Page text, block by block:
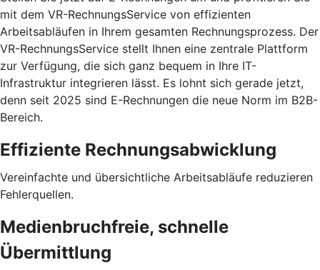
mit dem VR-RechnungsService von effizienten
Arbeitsabläufen in Ihrem gesamten Rechnungsprozess. Der
VR-RechnungsService stellt Ihnen eine zentrale Plattform
zur Verfügung, die sich ganz bequem in Ihre IT-
Infrastruktur integrieren lässt. Es lohnt sich gerade jetzt,
denn seit 2025 sind E-Rechnungen die neue Norm im B2B-
Bereich.
Effiziente Rechnungsabwicklung
Vereinfachte und übersichtliche Arbeitsabläufe reduzieren
Fehlerquellen.
Medienbruchfreie, schnelle
Übermittlung